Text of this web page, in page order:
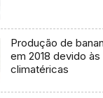
Produção de
em 2018 devido
climatéricas